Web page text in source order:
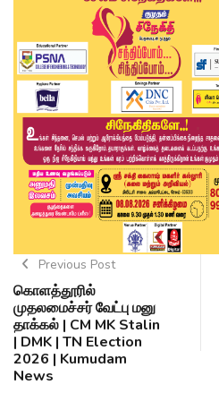
Previous Post
கொளத்தூரில்
முதலமைச்சர் வேட்பு மனு
தாக்கல் | CM MK Stalin
| DMK | TN Election
2026 | Kumudam
News